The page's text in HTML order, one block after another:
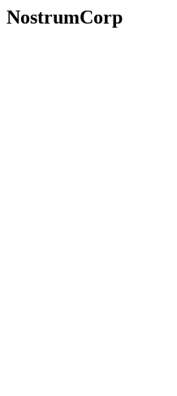
NostrumCorp